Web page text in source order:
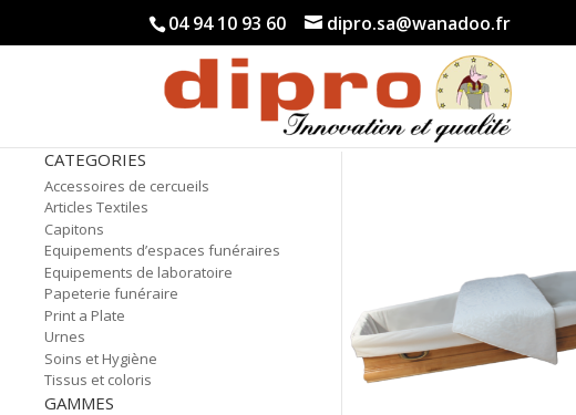
04 94 10 93 60 dipro.sa@wanadoo.fr
CATEGORIES
Accessoires de cercueils
Articles Textiles
Capitons
Equipements d’espaces funéraires
Equipements de laboratoire
Papeterie funéraire
Print a Plate
Urnes
Soins et Hygiène
Tissus et coloris
GAMMES